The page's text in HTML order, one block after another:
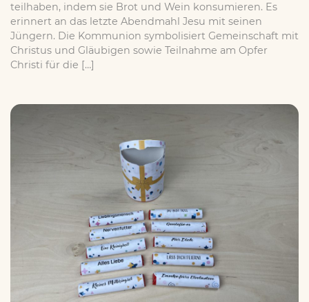
teilhaben, indem sie Brot und Wein konsumieren. Es
erinnert an das letzte Abendmahl Jesu mit seinen
Jüngern. Die Kommunion symbolisiert Gemeinschaft mit
Christus und Gläubigen sowie Teilnahme am Opfer
Christi für die […]